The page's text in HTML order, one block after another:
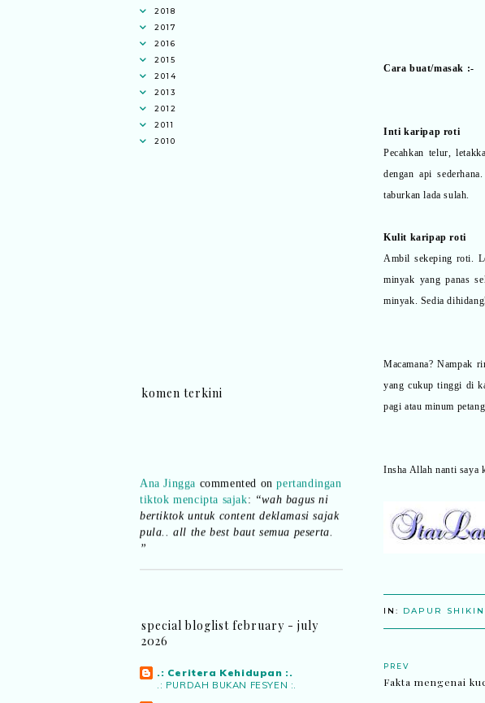
Cara buat/masak :-
Inti karipap roti
Pecahkan telur,
dengan api
taburkan lada sulah.
Kulit karipap roti
Ambil sekeping roti.
minyak yang panas
minyak. Sedia
Macamana? Nampak
yang cukup tinggi di
pagi atau minum
Insha Allah nanti saya
IN: DAPUR SHIKIN
PREV
Fakta mengenai
2018
2017
2016
2015
2014
2013
2012
2011
2010
komen terkini
tiktok mencipta sajak:“wah bagus ni
bertiktok untuk content deklamasi sajak
pula.. all the best baut semua peserta.
”
Syaz Rahimcommented ondari idea ke
aktiviti interaktif program. Inovasi AI
dan teknologi digital terbaik!”
Syaz Rahimcommented on
pertandingan tiktok mencipta sajak
special bloglist february - july
2026
.: Ceritera Kehidupan :.
.: PURDAH BUKAN FESYEN :.